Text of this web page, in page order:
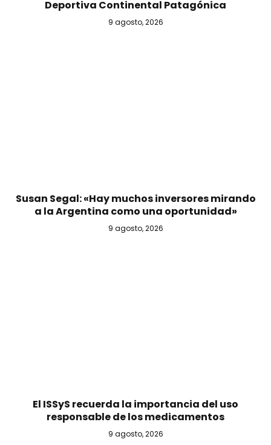
Deportiva Continental Patagónica
9 agosto, 2026
Susan Segal: «Hay muchos inversores mirando
a la Argentina como una oportunidad»
9 agosto, 2026
El ISSyS recuerda la importancia del uso
responsable de los medicamentos
9 agosto, 2026